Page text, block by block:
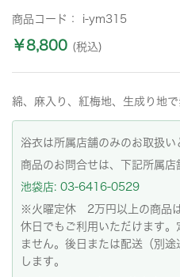
商品コード： i-ym315
￥8,800 (税込)
綿、麻入り、紅梅地、生成り地で
浴衣は所属店舗のみのお取扱い
商品のお問合せは、下記所属店
池袋店: 03-6416-0529
※火曜定休 2万円以上の商品
休日でもご利用いただけます
ません。後日または配送（別
します。